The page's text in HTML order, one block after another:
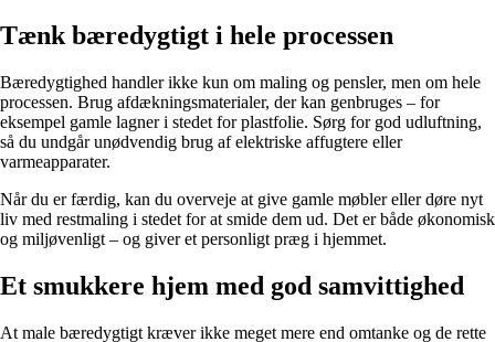
Tænk bæredygtigt i hele processen
Bæredygtighed handler ikke kun om maling og pensler, men om hele
processen. Brug afdækningsmaterialer, der kan genbruges – for
eksempel gamle lagner i stedet for plastfolie. Sørg for god udluftning,
så du undgår unødvendig brug af elektriske affugtere eller
varmeapparater.
Når du er færdig, kan du overveje at give gamle møbler eller døre nyt
liv med restmaling i stedet for at smide dem ud. Det er både økonomisk
og miljøvenligt – og giver et personligt præg i hjemmet.
Et smukkere hjem med god samvittighed
At male bæredygtigt kræver ikke meget mere end omtanke og de rette